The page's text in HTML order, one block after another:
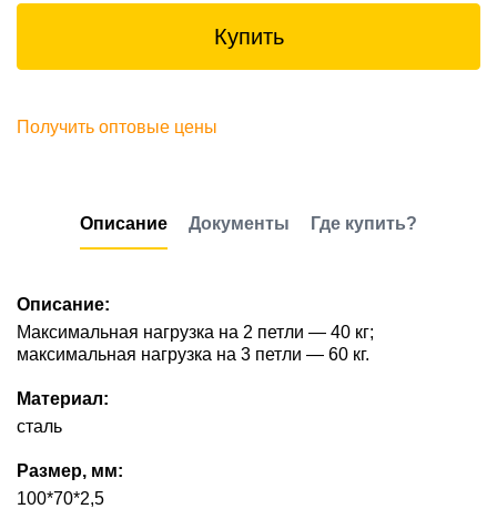
Купить
Получить оптовые цены
Описание Документы Где купить?
Описание:
Максимальная нагрузка на 2 петли — 40 кг;
максимальная нагрузка на 3 петли — 60 кг.
Материал:
сталь
Размер, мм:
100*70*2,5